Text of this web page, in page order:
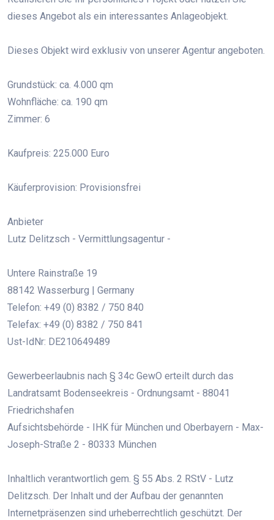
dieses Angebot als ein interessantes Anlageobjekt.
Dieses Objekt wird exklusiv von unserer Agentur angeboten.
Grundstück: ca. 4.000 qm
Wohnfläche: ca. 190 qm
Zimmer: 6
Kaufpreis: 225.000 Euro
Käuferprovision: Provisionsfrei
Anbieter
Lutz Delitzsch - Vermittlungsagentur -
Untere Rainstraße 19
88142 Wasserburg | Germany
Telefon: +49 (0) 8382 / 750 840
Telefax: +49 (0) 8382 / 750 841
Ust-IdNr: DE210649489
Gewerbeerlaubnis nach § 34c GewO erteilt durch das
Landratsamt Bodenseekreis - Ordnungsamt - 88041
Friedrichshafen
Aufsichtsbehörde - IHK für München und Oberbayern - Max-
Joseph-Straße 2 - 80333 München
Inhaltlich verantwortlich gem. § 55 Abs. 2 RStV - Lutz
Delitzsch. Der Inhalt und der Aufbau der genannten
Internetpräsenzen sind urheberrechtlich geschützt. Der